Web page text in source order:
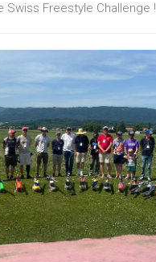
Swiss Freestyle Challenge !